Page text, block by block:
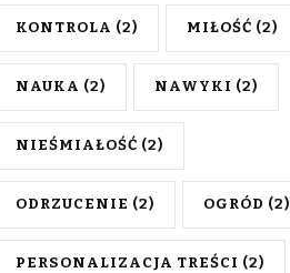
KONTROLA (2) MIŁOŚĆ (2)
NAUKA (2) NAWYKI (2)
NIEŚMIAŁOŚĆ (2)
ODRZUCENIE (2) OGRÓD (2)
PERSONALIZACJA TREŚCI (2)